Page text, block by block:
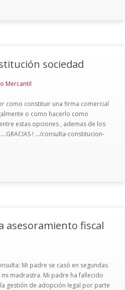
sociedad
Mercantil
como constituir una firma comercial
o como hacerlo como
estas opciones , ademas de los
! .../consulta-constitucion-
asesoramiento fiscal
Mi padre se casó en segundas
madrastra. Mi padre ha fallecido
gestión de adopción legal por parte